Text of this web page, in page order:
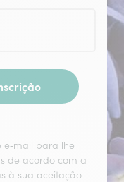
e‑mail para lhe
de acordo com a
à sua aceitação